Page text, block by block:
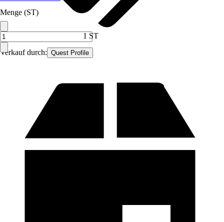
Verkauf durch: Quest Profile
Menge (ST)
1 ST